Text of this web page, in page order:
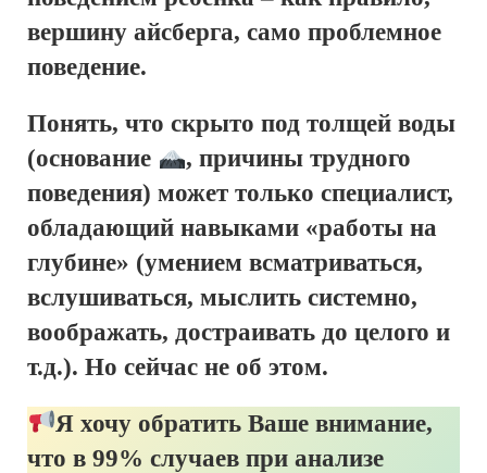
вершину айсберга, само проблемное
поведение.
Понять, что скрыто под толщей воды
(основание
, причины трудного
поведения) может только специалист,
обладающий навыками «работы на
глубине» (умением всматриваться,
вслушиваться, мыслить системно,
воображать, достраивать до целого и
т.д.). Но сейчас не об этом.
Я хочу обратить Ваше внимание,
что в 99% случаев при анализе